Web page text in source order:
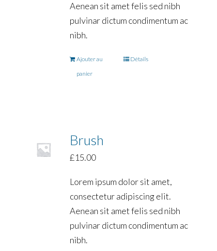
Aenean sit amet felis sed nibh
pulvinar dictum condimentum ac
nibh.
Ajouter au
panier
Détails
Brush
£15.00
Lorem ipsum dolor sit amet,
consectetur adipiscing elit.
Aenean sit amet felis sed nibh
pulvinar dictum condimentum ac
nibh.